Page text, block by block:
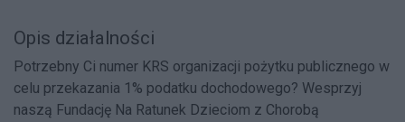
Opis działalności
Potrzebny Ci numer KRS organizacji pożytku publicznego w
celu przekazania 1% podatku dochodowego? Wesprzyj
naszą Fundację Na Ratunek Dzieciom z Chorobą